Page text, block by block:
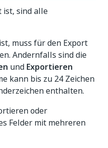
ist, sind alle
muss für den Export
Andernfalls sind die
und Exportieren
kann bis zu 24 Zeichen
enthalten.
oder
Felder mit mehreren